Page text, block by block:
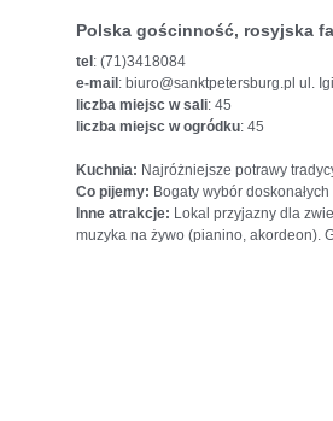
Polska gościnność, rosyjska
tel : (71)3418084
e-mail : biuro@sanktpetersburg.pl ul.
liczba miejsc w sali: 45
liczba miejsc w ogródku: 45
Kuchnia: Najróżniejsze potrawy
Co pijemy: Bogaty wybór
Inne atrakcje: Lokal przyjazny dla
muzyka na żywo (pianino, akordeon).